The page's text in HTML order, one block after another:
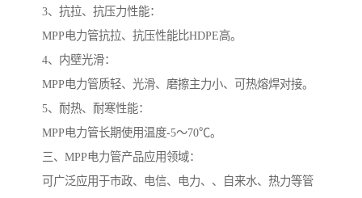
3、抗拉、抗压力性能：
MPP电力管抗拉、抗压性能比HDPE高。
4、内壁光滑：
MPP电力管质轻、光滑、磨擦主力小、可热熔焊对接。
5、耐热、耐寒性能：
MPP电力管长期使用温度-5～70℃。
三、MPP电力管产品应用领域：
可广泛应用于市政、电信、电力、、自来水、热力等管